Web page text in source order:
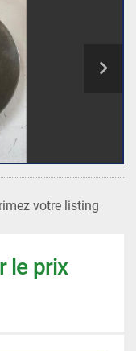
votre listing
le prix